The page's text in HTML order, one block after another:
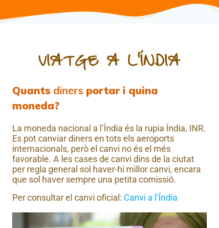
VIATGE A L'ÍNDIA
Quants diners portar i quina
moneda?
La moneda nacional a l’Índia és la rupia Índia, INR.
Es pot canviar diners en tots els aeroports
internacionals, però el canvi no és el més
favorable. A les cases de canvi dins de la ciutat
per regla general sol haver-hi millor canvi, encara
que sol haver sempre una petita comissió.
Per consultar el canvi oficial: Canvi a l’Índia